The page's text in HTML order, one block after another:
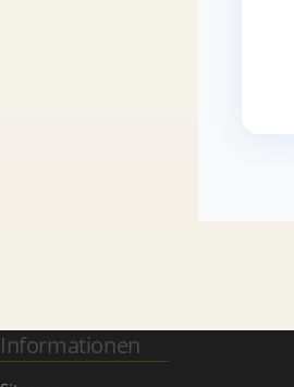
Informationen